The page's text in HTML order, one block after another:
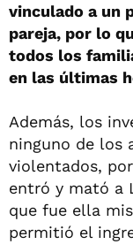
vinculado a un
pareja, por lo
todos los
en las últimas
Además, los
ninguno de los
violentados,
entró y mató a
que fue ella
permitió el